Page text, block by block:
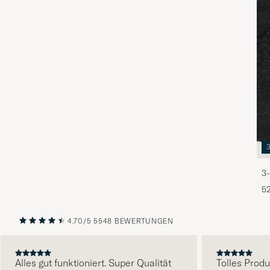
NÄCHSTE
4.70/5 5548 BEWERTUNGEN
Alles gut funktioniert. Super Qualität
Tolles